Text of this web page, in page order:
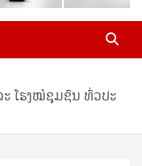
ະ ໂຮງໝໍຊຸມຊົນ ທົ່ວປະ